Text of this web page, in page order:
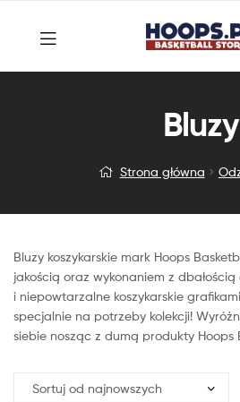
Bluzy
Strona główna
Bluzy koszykarskie mark Hoops
jakością oraz wykonaniem z dbałością
i niepowtarzalne koszykarskie
specjalnie na potrzeby kolekcji!
siebie nosząc z dumą produkty Hoops